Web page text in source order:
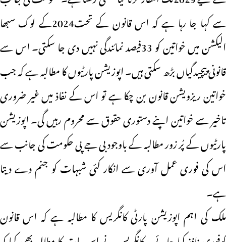
سے کہا جا رہا ہے کہ اس قانون کے تحت2024کے لوک سبھا
الیکشن میں خواتین کو 33فیصد نمائندگی نہیں دی جا سکتی۔ اس سے
قانونی پیچیدگیاں بڑھ سکتی ہیں۔ اپوزیشن پارٹیوں کا مطالبہ ہے کہ جب
خواتین ریزویشن قانون بن چکا ہے تو اس کے نفاذ میں غیر ضروری
تاخیر سے خواتین اپنے دستوری حقوق سے محروم رہیں گی۔ اپوزیشن
پارٹیوں کے پُر زور مطالبہ کے باوجود بی جے پی حکومت کی جانب سے
اس کی فوری عمل آوری سے انکار کئی شبہات کو جنم دے دیتا
ہے۔
ملک کی اہم اپوزیشن پارٹی کانگریس کا مطالبہ ہے کہ اس قانون